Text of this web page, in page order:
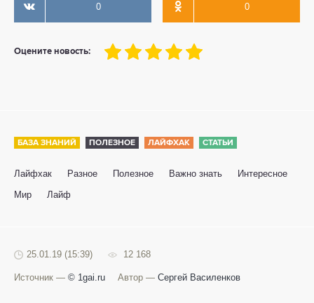
0 0
Оцените новость:
100
1 2 3 4 5
БАЗА ЗНАНИЙ ПОЛЕЗНОЕ ЛАЙФХАК СТАТЬИ
Лайфхак Разное Полезное Важно знать
Интересное
Мир
Лайф
25.01.19 (15:39) 12 168
Источник — © 1gai.ru Автор — Сергей Василенков